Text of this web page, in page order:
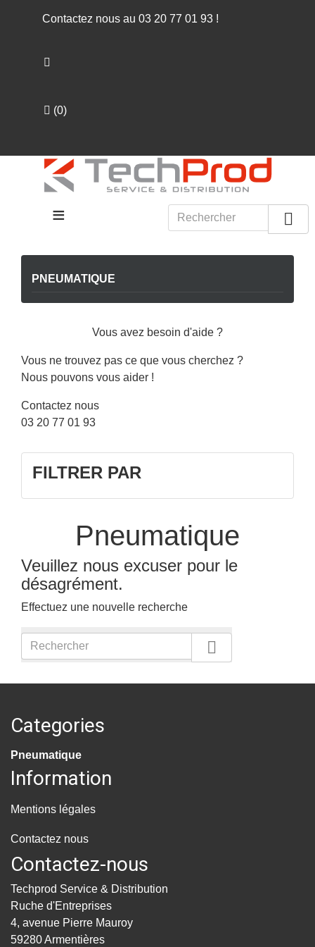
Contactez nous au 03 20 77 01 93 !
(0)
≡ 
PNEUMATIQUE
Vous avez besoin d'aide ?
Vous ne trouvez pas ce que vous cherchez ?
Nous pouvons vous aider !
Contactez nous
03 20 77 01 93
FILTRER PAR
Pneumatique
Veuillez nous excuser pour le
désagrément.
Effectuez une nouvelle recherche

Categories
Pneumatique
Information
Mentions légales
Contactez nous
Contactez-nous
Techprod Service & Distribution
Ruche d'Entreprises
4, avenue Pierre Mauroy
59280 Armentières